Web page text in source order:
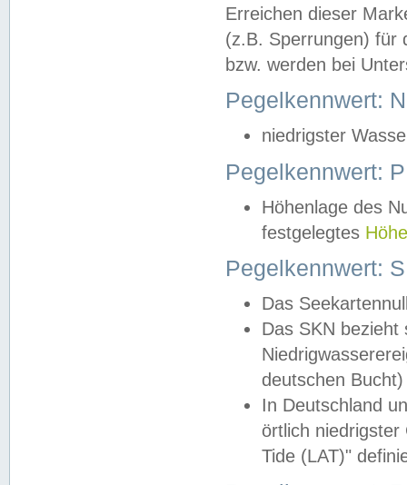
Erreichen dieser
(z.B. Sperrungen) für
bzw. werden bei
Pegelkennwert:
niedrigster
Pegelkennwert:
Höhenlage des
festgelegtes
Pegelkennwert:
Das
Das SKN
deutschen
In Deutschland
örtlich
Tide (LAT)"